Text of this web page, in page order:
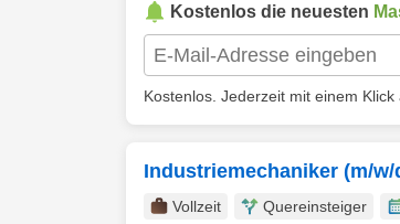
Kostenlos die neuesten
Kostenlos. Jederzeit mit einem Klick
Industriemechaniker (m/w/
Vollzeit Quereinsteiger